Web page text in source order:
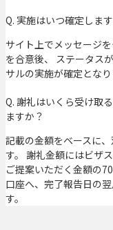
Q. 実施はいつ確定しま
サイト上でメッセージ
を合意後、 ステータス
サルの実施が確定となり
Q. 謝礼はいくら受け取
ますか？
記載の金額をベースに
す。 謝礼金額にはビザ
ご提案いただく金額の
口座へ、完了報告日の
す。